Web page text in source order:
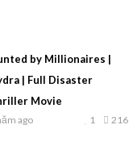
by Millionaires |
| Full Disaster
Movie
ago 216
1